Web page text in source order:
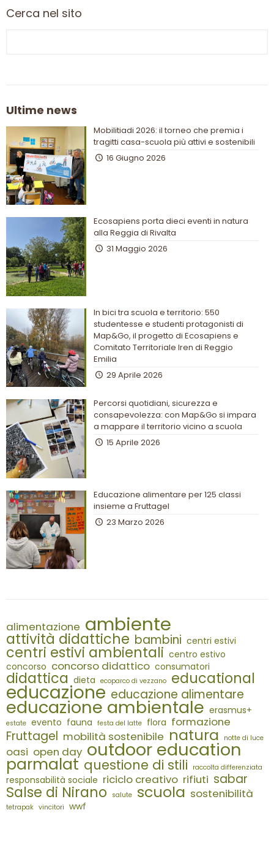
Cerca nel sito
Ultime news
Mobilitiadi 2026: il torneo che premia i
tragitti casa-scuola più attivi e sostenibili
16 Giugno 2026
Ecosapiens porta dieci eventi in natura
alla Reggia di Rivalta
31 Maggio 2026
In bici tra scuola e territorio: 550
studentesse e studenti protagonisti di
Map&Go, il progetto di Ecosapiens e
Comitato Territoriale Iren di Reggio
Emilia
29 Aprile 2026
Percorsi quotidiani, sicurezza e
consapevolezza: con Map&Go si impara
a mappare il territorio vicino a scuola
15 Aprile 2026
Educazione alimentare per 125 classi
insieme a Fruttagel
23 Marzo 2026
alimentazione ambiente
attività didattiche bambini centri estivi
centri estivi ambientali centro estivo
concorso concorso didattico consumatori
didattica dieta ecoparco di vezzano educational
educazione educazione alimentare
educazione ambientale erasmus+
estate evento fauna festa del latte flora formazione
Fruttagel mobilità sostenibile natura notte di luce
oasi open day outdoor education
parmalat questione di stili raccolta differenziata
responsabilità sociale riciclo creativo rifiuti sabar
Salse di Nirano salute scuola sostenibilità
tetrapak vincitori wwf